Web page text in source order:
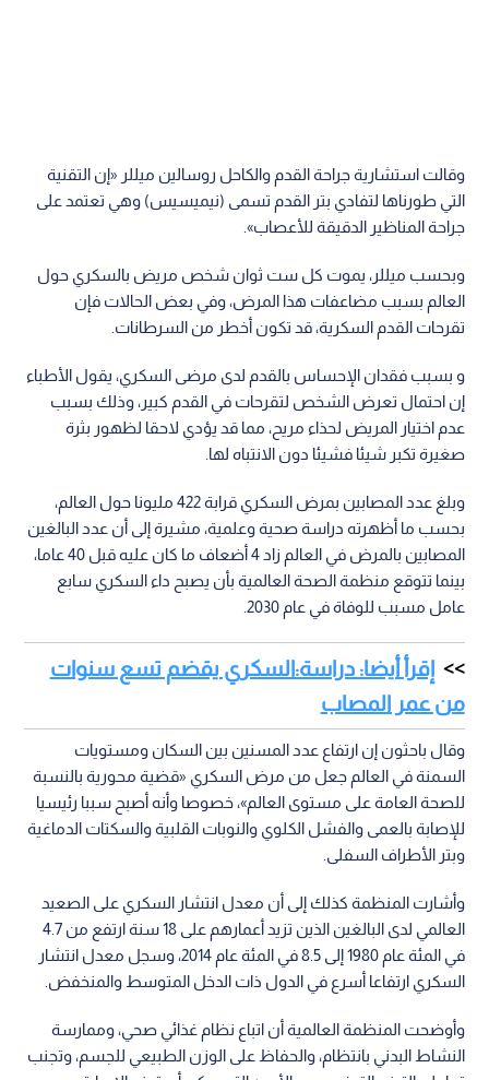
وقالت استشارية جراحة القدم والكاحل روسالين ميللر «إن التقنية
التي طورناها لتفادي بتر القدم تسمى (نيميسيس) وهي تعتمد على
جراحة المناظير الدقيقة للأعصاب».
وبحسب ميللر، يموت كل ست ثوان شخص مريض بالسكري حول
العالم بسبب مضاعفات هذا المرض، وفي بعض الحالات فإن
تقرحات القدم السكرية، قد تكون أخطر من السرطانات.
و بسبب فقدان الإحساس بالقدم لدى مرضى السكري، يقول الأطباء
إن احتمال تعرض الشخص لتقرحات في القدم كبير، وذلك بسبب
عدم اختيار المريض لحذاء مريح، مما قد يؤدي لاحقا لظهور بثرة
صغيرة تكبر شيئا فشيئا دون الانتباه لها.
وبلغ عدد المصابين بمرض السكري قرابة 422 مليونا حول العالم،
بحسب ما أظهرته دراسة صحية وعلمية، مشيرة إلى أن عدد البالغين
المصابين بالمرض في العالم زاد 4 أضعاف ما كان عليه قبل 40 عاما،
بينما تتوقع منظمة الصحة العالمية بأن يصبح داء السكري سابع
عامل مسبب للوفاة في عام 2030.
إقرأ أيضا: دراسة:السكري يقضم تسع سنوات
من عمر المصاب
وقال باحثون إن ارتفاع عدد المسنين بين السكان ومستويات
السمنة في العالم جعل من مرض السكري «قضية محورية بالنسبة
للصحة العامة على مستوى العالم»، خصوصا وأنه أصبح سببا رئيسيا
للإصابة بالعمى والفشل الكلوي والنوبات القلبية والسكتات الدماغية
وبتر الأطراف السفلى.
وأشارت المنظمة كذلك إلى أن معدل انتشار السكري على الصعيد
العالمي لدى البالغين الذين تزيد أعمارهم على 18 سنة ارتفع من 4.7
في المئة عام 1980 إلى 8.5 في المئة عام 2014، وسجل معدل انتشار
السكري ارتفاعا أسرع في الدول ذات الدخل المتوسط والمنخفض.
وأوضحت المنظمة العالمية أن اتباع نظام غذائي صحي، وممارسة
النشاط البدني بانتظام، والحفاظ على الوزن الطبيعي للجسم، وتجنب